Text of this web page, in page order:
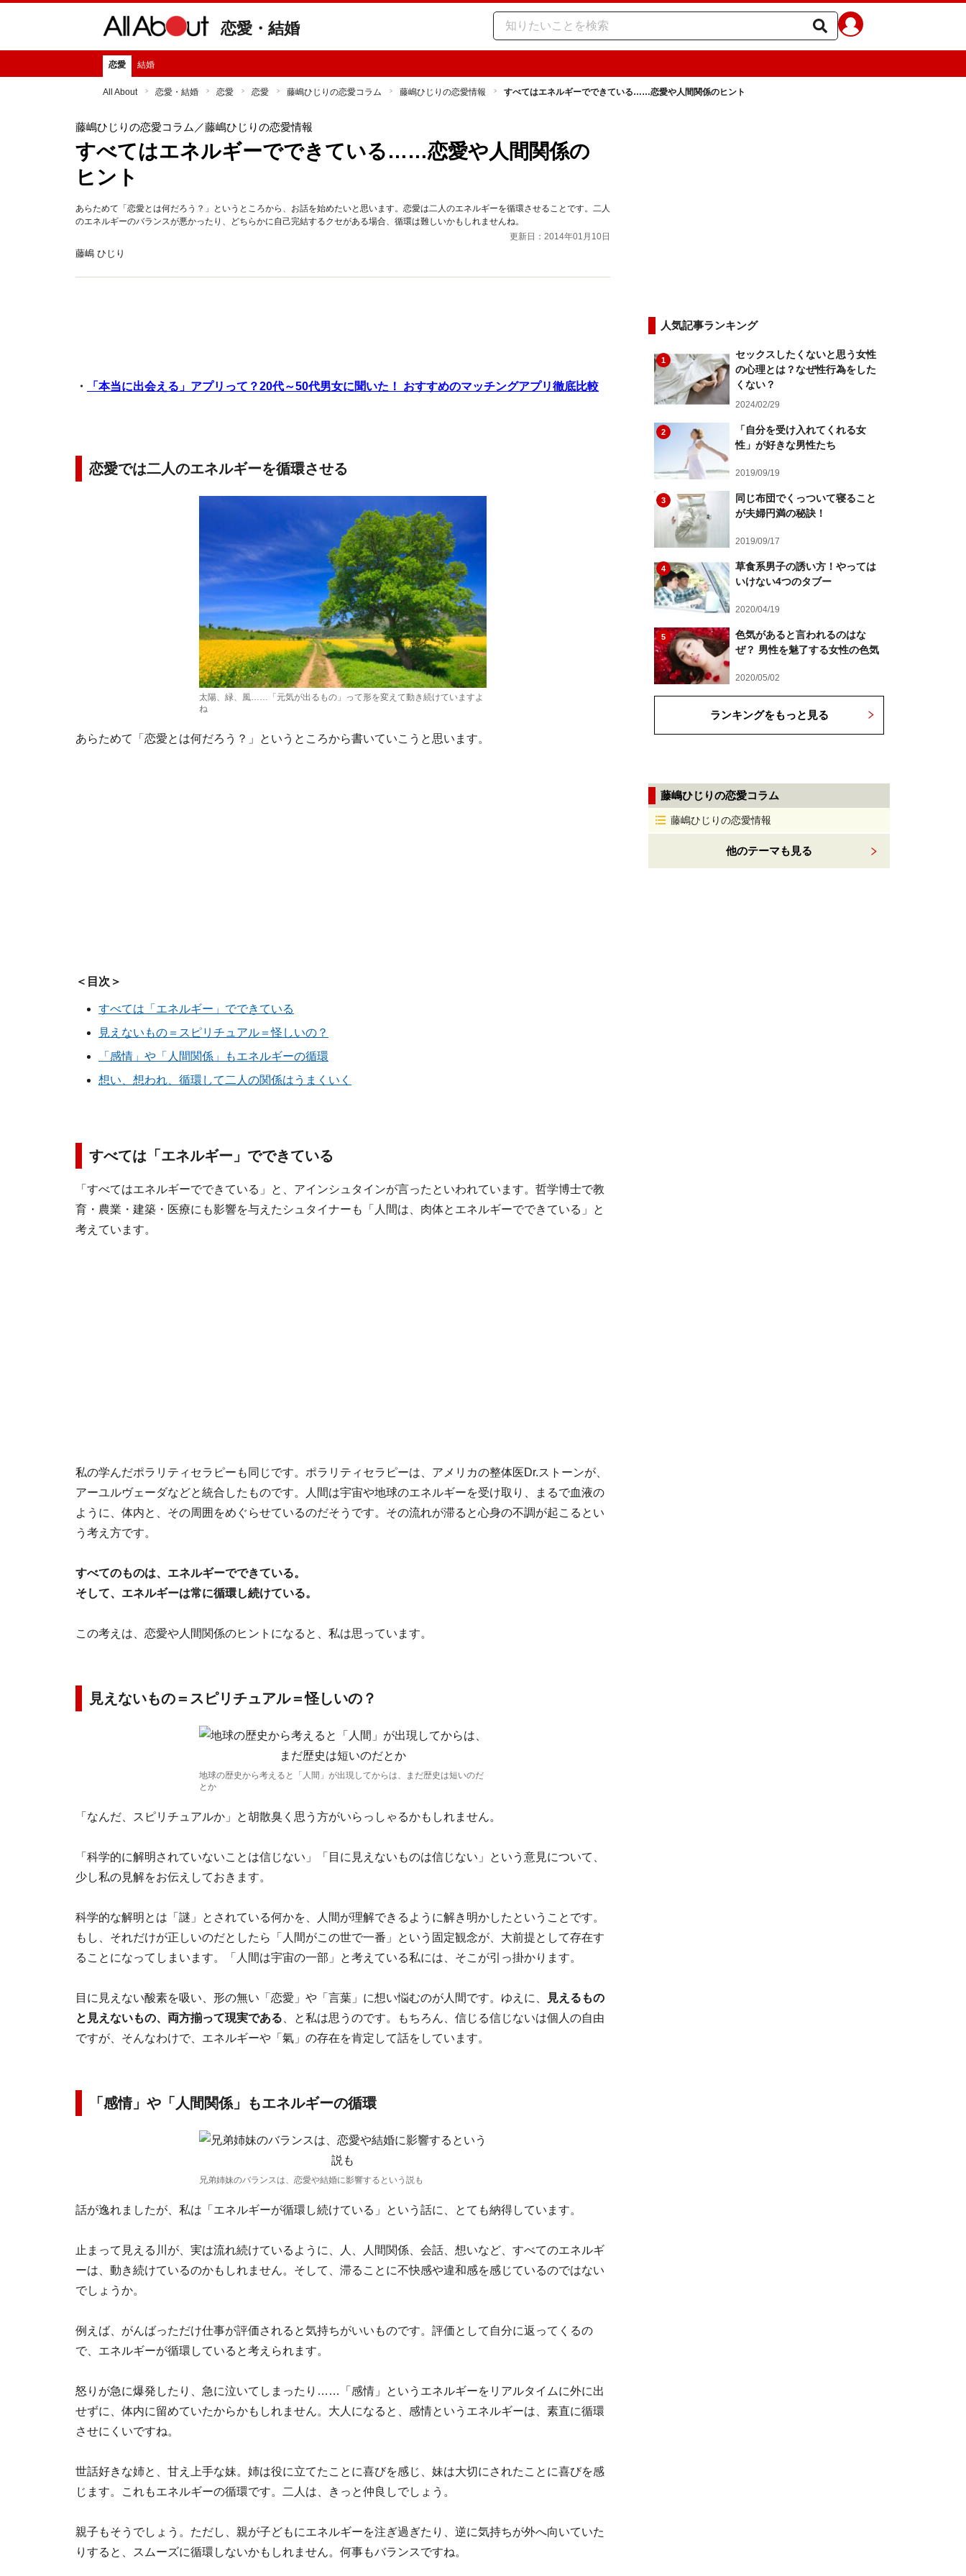
恋愛・結婚
恋愛 結婚
All About 恋愛・結婚 恋愛 恋愛 藤嶋ひじりの恋愛コラム 藤嶋ひじりの恋愛情報 すべてはエネルギーでできている……恋愛や人間関係のヒント
藤嶋ひじりの恋愛コラム ／藤嶋ひじりの恋愛情報
すべてはエネルギーでできている……恋愛や人間関係の
ヒント
あらためて「恋愛とは何だろう？」というところから、お話を始めたいと思います。恋愛は二人のエネルギーを循環させることです。二人
のエネルギーのバランスが悪かったり、どちらかに自己完結するクセがある場合、循環は難しいかもしれませんね。
更新日：2014年01月10日
藤嶋 ひじり
・ 「本当に出会える」アプリって？20代～50代男女に聞いた！ おすすめのマッチングアプリ徹底比較
恋愛では二人のエネルギーを循環させる
太陽、緑、風……「元気が出るもの」って形を変えて動き続けていますよ
ね
あらためて「恋愛とは何だろう？」というところから書いていこうと思います。
＜目次＞
すべては「エネルギー」でできている
見えないもの＝スピリチュアル＝怪しいの？
「感情」や「人間関係」もエネルギーの循環
想い、想われ、循環して二人の関係はうまくいく
すべては「エネルギー」でできている
「すべてはエネルギーでできている」と、アインシュタインが言ったといわれています。哲学博士で教
育・農業・建築・医療にも影響を与えたシュタイナーも「人間は、肉体とエネルギーでできている」と
考えています。
私の学んだポラリティセラピーも同じです。ポラリティセラピーは、アメリカの整体医Dr.ストーンが、
アーユルヴェーダなどと統合したものです。人間は宇宙や地球のエネルギーを受け取り、まるで血液の
ように、体内と、その周囲をめぐらせているのだそうです。その流れが滞ると心身の不調が起こるとい
う考え方です。
すべてのものは、エネルギーでできている。
そして、エネルギーは常に循環し続けている。
この考えは、恋愛や人間関係のヒントになると、私は思っています。
見えないもの＝スピリチュアル＝怪しいの？
地球の歴史から考えると「人間」が出現してからは、まだ歴史は短いのだ
とか
「なんだ、スピリチュアルか」と胡散臭く思う方がいらっしゃるかもしれません。
「科学的に解明されていないことは信じない」「目に見えないものは信じない」という意見について、
少し私の見解をお伝えしておきます。
科学的な解明とは「謎」とされている何かを、人間が理解できるように解き明かしたということです。
もし、それだけが正しいのだとしたら「人間がこの世で一番」という固定観念が、大前提として存在す
ることになってしまいます。「人間は宇宙の一部」と考えている私には、そこが引っ掛かります。
目に見えない酸素を吸い、形の無い「恋愛」や「言葉」に想い悩むのが人間です。ゆえに、
見えるもの
と見えないもの、両方揃って現実である 、と私は思うのです。もちろん、信じる信じないは個人の自由
ですが、そんなわけで、エネルギーや「氣」の存在を肯定して話をしています。
「感情」や「人間関係」もエネルギーの循環
兄弟姉妹のバランスは、恋愛や結婚に影響するという説も
話が逸れましたが、私は「エネルギーが循環し続けている」という話に、とても納得しています。
止まって見える川が、実は流れ続けているように、人、人間関係、会話、想いなど、すべてのエネルギ
ーは、動き続けているのかもしれません。そして、滞ることに不快感や違和感を感じているのではない
でしょうか。
例えば、がんばっただけ仕事が評価されると気持ちがいいものです。評価として自分に返ってくるの
で、エネルギーが循環していると考えられます。
怒りが急に爆発したり、急に泣いてしまったり……「感情」というエネルギーをリアルタイムに外に出
せずに、体内に留めていたからかもしれません。大人になると、感情というエネルギーは、素直に循環
させにくいですね。
世話好きな姉と、甘え上手な妹。姉は役に立てたことに喜びを感じ、妹は大切にされたことに喜びを感
じます。これもエネルギーの循環です。二人は、きっと仲良しでしょう。
親子もそうでしょう。ただし、親が子どもにエネルギーを注ぎ過ぎたり、逆に気持ちが外へ向いていた
りすると、スムーズに循環しないかもしれません。何事もバランスですね。
人気記事ランキング
1
セックスしたくないと思う女性
の心理とは？なぜ性行為をした
くない？
2024/02/29
2
「自分を受け入れてくれる女
性」が好きな男性たち
2019/09/19
3
同じ布団でくっついて寝ること
が夫婦円満の秘訣！
2019/09/17
4
草食系男子の誘い方！やっては
いけない4つのタブー
2020/04/19
5
色気があると言われるのはな
ぜ？ 男性を魅了する女性の色気
2020/05/02
ランキングをもっと見る
藤嶋ひじりの恋愛コラム
藤嶋ひじりの恋愛情報
他のテーマも見る